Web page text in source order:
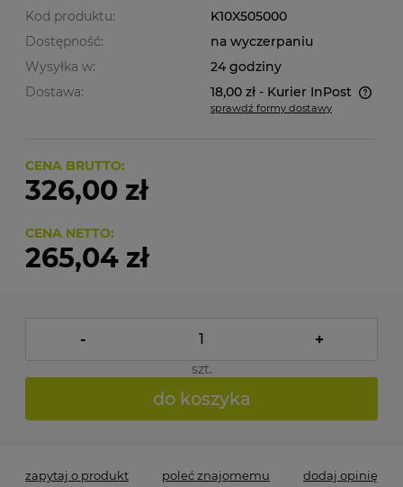
Kod produktu:
K10X505000
Dostępność:
na wyczerpaniu
Wysyłka w:
24 godziny
Dostawa:
18,00 zł - Kurier InPost
Cena nie zawiera ewentualnych kosztów płatności
sprawdź formy dostawy
CENA BRUTTO:
326,00 zł
CENA NETTO:
265,04 zł
- +
szt.
do koszyka
zapytaj o produkt poleć znajomemu
dodaj opinię